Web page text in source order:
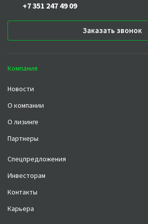
+7 351 247 49 09
Заказать звонок
Компания
Новости
О компании
О лизинге
Партнеры
Спецпредложения
Инвесторам
Контакты
Карьера